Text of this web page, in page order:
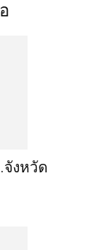
งหวัด